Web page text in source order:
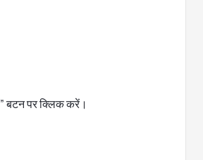
बटन पर क्लिक करें।